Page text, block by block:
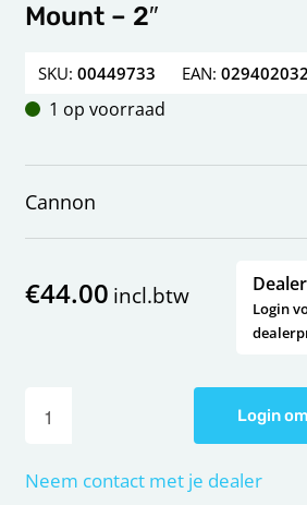
Mount – 2″
SKU:00449733 EAN:
1 op voorraad
Cannon
€44.00 incl.btw
Login
Login
Neem contact met je dealer